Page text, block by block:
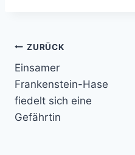
ZURÜCK
Einsamer
Frankenstein-Hase
fiedelt sich eine
Gefährtin